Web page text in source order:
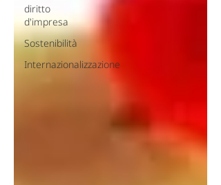
diritto
d'impresa
Sostenibilità
Internazionalizzazione